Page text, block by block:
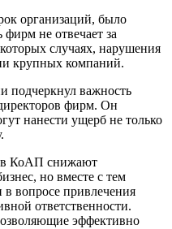
организаций, было
фирм не отвечает за
случаях, нарушения
крупных компаний.
подчеркнул важность
фирм. Он
нанести ущерб не только
в КоАП снижают
но вместе с тем
в вопросе привлечения
ответственности.
эффективно